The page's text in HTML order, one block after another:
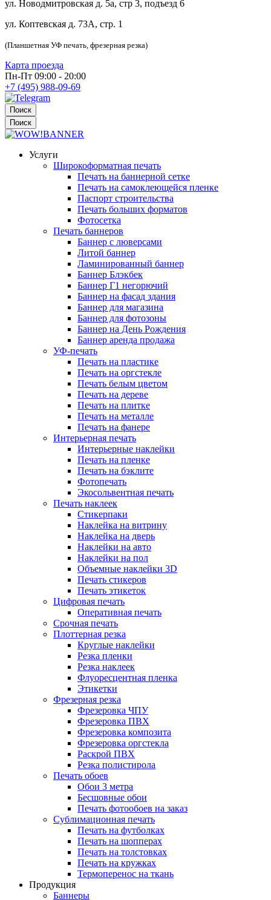
ул. Новодмитровская д. 5а, стр 3, подъезд 6
ул. Коптевская д. 73А, стр. 1
(Планшетная УФ печать, фрезерная резка)
Карта проезда
Пн-Пт 09:00 - 20:00
+7 (495) 988-09-69
Поиск
Поиск
Услуги
Широкоформатная печать
Печать на баннерной сетке
Печать на самоклеющейся пленке
Паспорт строительства
Печать больших форматов
Фотосетка
Печать баннеров
Баннер с люверсами
Литой баннер
Ламинированный баннер
Баннер Блэкбек
Баннер Г1 негорючий
Баннер на фасад здания
Баннер для магазина
Баннер для фотозоны
Баннер на День Рождения
Баннер аренда продажа
УФ-печать
Печать на пластике
Печать на оргстекле
Печать белым цветом
Печать на дереве
Печать на плитке
Печать на металле
Печать на фанере
Интерьерная печать
Интерьерные наклейки
Печать на пленке
Печать на бэклите
Фотопечать
Экосольвентная печать
Печать наклеек
Стикерпаки
Наклейка на витрину
Наклейка на дверь
Наклейки на авто
Наклейки на пол
Объемные наклейки 3D
Печать стикеров
Печать этикеток
Цифровая печать
Оперативная печать
Срочная печать
Плоттерная резка
Круглые наклейки
Резка пленки
Резка наклеек
Флуоресцентная пленка
Этикетки
Фрезерная резка
Фрезеровка ЧПУ
Фрезеровка ПВХ
Фрезеровка композита
Фрезеровка оргстекла
Раскрой ПВХ
Резка полистирола
Печать обоев
Обои 3 метра
Бесшовные обои
Печать фотообоев на заказ
Сублимационная печать
Печать на футболках
Печать на шопперах
Печать на толстовках
Печать на кружках
Термоперенос на ткань
Продукция
Баннеры